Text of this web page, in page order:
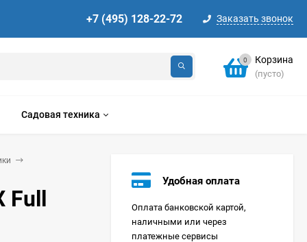
+7 (495) 128-22-72 Заказать звонок
0 Корзина
(пусто)
Садовая техника
Full
Удобная оплата
Оплата банковской картой,
наличными или через
платежные сервисы